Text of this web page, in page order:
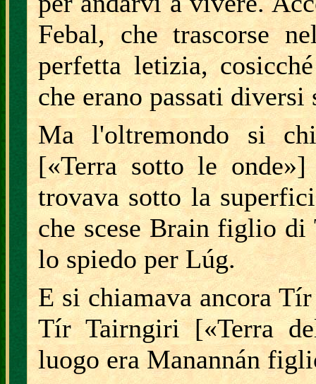
Febal, che trascorse
perfetta letizia,
che erano passati diversi
Ma l'oltremondo si
[«Terra sotto le
trovava sotto la
che scese Brain figlio di
lo spiedo per Lúg.
E si chiamava ancora
Tír Tairngiri [«Terra
luogo era Manannán